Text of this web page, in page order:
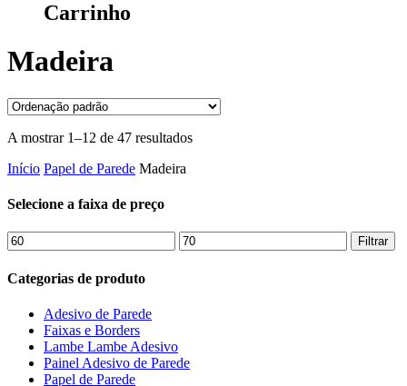
Carrinho
Madeira
A mostrar 1–12 de 47 resultados
Início Papel de Parede Madeira
Selecione a faixa de preço
Preço
mínimo
Preço
máximo
Filtrar
Categorias de produto
Adesivo de Parede
Faixas e Borders
Lambe Lambe Adesivo
Painel Adesivo de Parede
Papel de Parede